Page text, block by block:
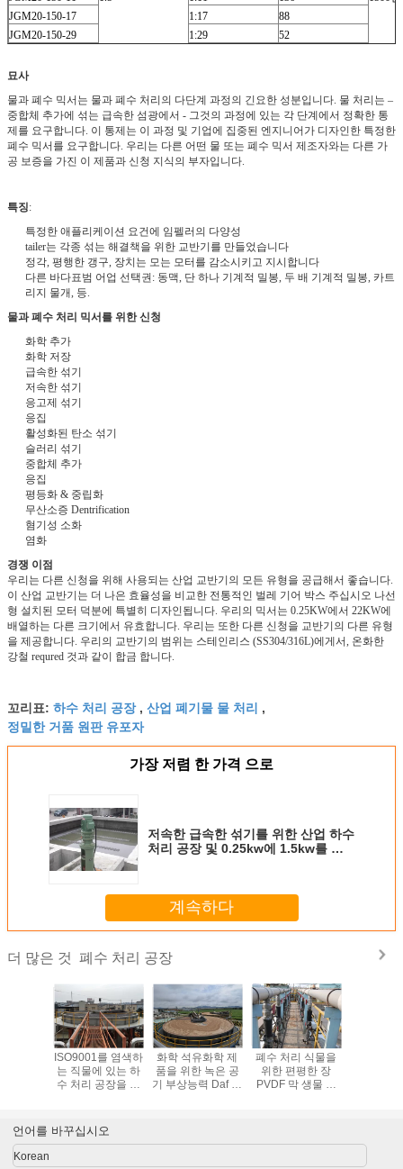
JGM20-150-17
1:17
88
JGM20-150-29
1:29
52
JGM20-150-43
묘사
물과 폐수 믹서는 물과 폐수 처리의 다단계 과정의 긴요한 성분입니다. 물 처리는 –
중합체 추가에 섞는 급속한 섬광에서 - 그것의 과정에 있는 각 단계에서 정확한 통
제를 요구합니다. 이 통제는 이 과정 및 기업에 집중된 엔지니어가 디자인한 특정한
폐수 믹서를 요구합니다. 우리는 다른 어떤 물 또는 폐수 믹서 제조자와는 다른 가
공 보증을 가진 이 제품과 신청 지식의 부자입니다.
특징:
특정한 애플리케이션 요건에 임펠러의 다양성
tailer는 각종 섞는 해결책을 위한 교반기를 만들었습니다
정각, 평행한 갱구, 장치는 모는 모터를 감소시키고 지시합니다
다른 바다표범 어업 선택권: 동맥, 단 하나 기계적 밀봉, 두 배 기계적 밀봉, 카트
리지 물개, 등.
물과 폐수 처리 믹서를 위한 신청
화학 추가
화학 저장
급속한 섞기
저속한 섞기
응고제 섞기
응집
활성화된 탄소 섞기
슬러리 섞기
중합체 추가
응집
평등화 & 중립화
무산소증 Dentrification
혐기성 소화
염화
경쟁 이점
우리는 다른 신청을 위해 사용되는 산업 교반기의 모든 유형을 공급해서 좋습니다.
이 산업 교반기는 더 나은 효율성을 비교한 전통적인 벌레 기어 박스 주십시오 나선
형 설치된 모터 덕분에 특별히 디자인됩니다. 우리의 믹서는 0.25KW에서 22KW에
배열하는 다른 크기에서 유효합니다. 우리는 또한 다른 신청을 교반기의 다른 유형
을 제공합니다. 우리의 교반기의 범위는 스테인리스 (SS304/316L)에게서, 온화한
강철 requred 것과 같이 합금 합니다.
꼬리표: 하수 처리 공장, 산업 폐기물 물 처리 ,
정밀한 거품 원판 유포자
가장 저렴 한 가격 으로
저속한 급속한 섞기를 위한 산업 하수
처리 공장 및 0.25kw에 1.5kw를 섞
계속하다
더 많은 것 폐수 처리 공장
ISO9001를 염색하
는 직물에 있는 하
수 처리 공장을 위
력 체계
화학 석유화학 제
품을 위한 녹은 공
기 부상능력 Daf 물
폐수 처리 식물을
위한 편평한 장
PVDF 막 생물 반
언어를 바꾸십시오
Korean